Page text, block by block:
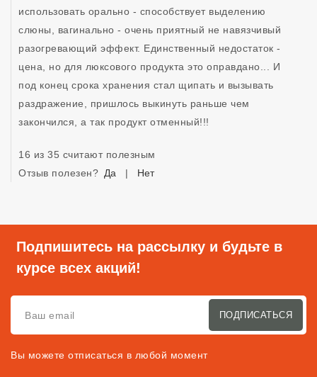
использовать орально - способствует выделению
слюны, вагинально - очень приятный не навязчивый
разогревающий эффект. Единственный недостаток -
цена, но для люксового продукта это оправдано... И
под конец срока хранения стал щипать и вызывать
раздражение, пришлось выкинуть раньше чем
закончился, а так продукт отменный!!!
16 из 35 считают полезным
Отзыв полезен? Да | Нет
Подпишитесь на рассылку и будьте в
курсе всех акций!
ПОДПИСАТЬСЯ
Вы можете отписаться в любой момент